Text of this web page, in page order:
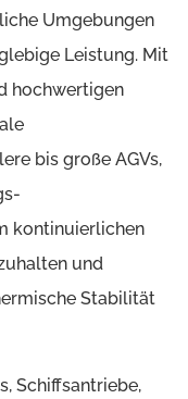
Umgebungen
Leistung. Mit
hochwertigen
bis große AGVs,
kontinuierlichen
und
Stabilität
Schiffsantriebe,